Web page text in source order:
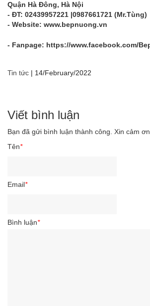
Quận Hà Đông, Hà Nội
- ĐT: 02439957221 |0987661721 (Mr.Tùng)
- Website: www.bepnuong.vn
- Fanpage: https://www.facebook.com/
Tin tức | 14/February/2022
Viết bình luận
Bạn đã gửi bình luận thành công. Xin cảm
Tên*
Email*
Bình luận*